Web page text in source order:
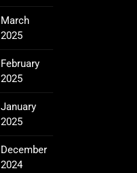
March
2025
February
2025
January
2025
December
2024